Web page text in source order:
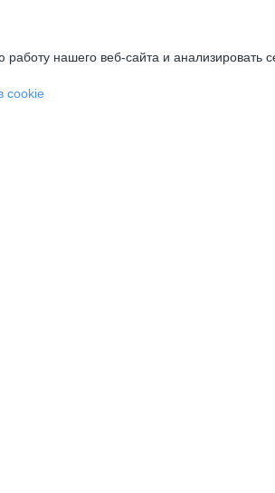
нашего веб-сайта и анализировать
cookie